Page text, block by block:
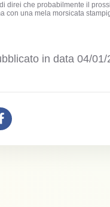
direi che probabilmente il
con una mela morsicata
in data 04/01/